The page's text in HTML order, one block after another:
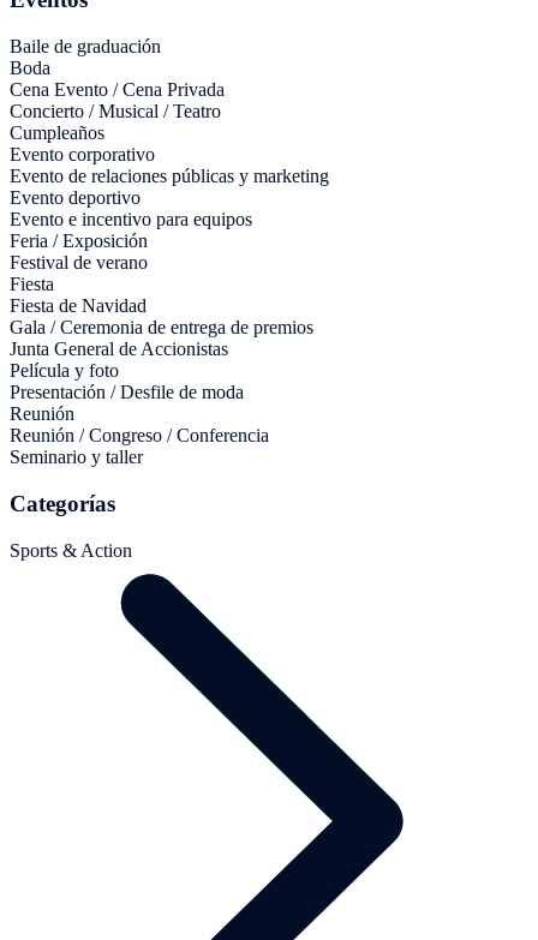
Baile de graduación
Boda
Cena Evento / Cena Privada
Concierto / Musical / Teatro
Cumpleaños
Evento corporativo
Evento de relaciones públicas y marketing
Evento deportivo
Evento e incentivo para equipos
Feria / Exposición
Festival de verano
Fiesta
Fiesta de Navidad
Gala / Ceremonia de entrega de premios
Junta General de Accionistas
Película y foto
Presentación / Desfile de moda
Reunión
Reunión / Congreso / Conferencia
Seminario y taller
Categorías
Sports & Action